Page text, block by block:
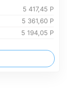
5 417,45 Р
5 361,60 Р
5 194,05 Р